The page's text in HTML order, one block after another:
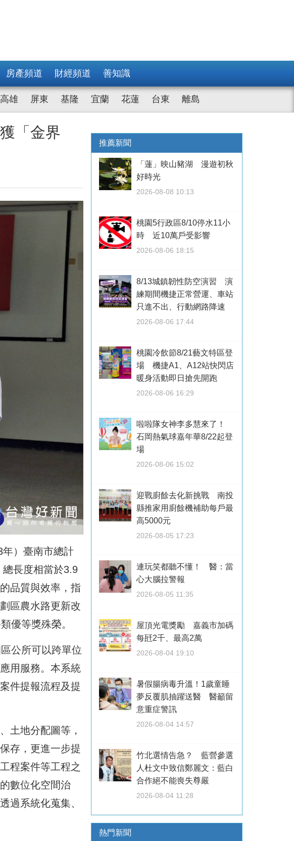
房產頻道 財經頻道 善知識
高雄 屏東 基隆 宜蘭 花蓮 台東 離島
「金界
）臺南市總計
長度相當於3.9
品質與效率，指
區農水路更新改
優等獎殊榮。
公所可以跨單位
用服務。本系統
件提報流程及提
土地分配圖等，
存，更進一步提
程案件等工程之
數位化空間治
過系統化蒐集、
推薦新聞
「蓮」映山豬湖 漫遊初秋
好時光
2026-08-08 10:13
桃園5行政區8/10停水11小
時 近10萬戶受影響
2026-08-06 18:15
8/13城鎮韌性防空演習 演
練期間機捷正常營運、車站
只進不出、行動網路降速
2026-08-06 17:44
桃園冷飲節8/21藝文特區登
場 機捷A1、A12站快閃店
暖身活動即日搶先開跑
2026-08-06 16:29
啦啦隊女神李多慧來了！
石岡熱氣球嘉年華8/22起登
場
2026-08-06 15:02
迎戰廚餘去化新挑戰 南投
縣推家用廚餘機補助每戶最
高5000元
2026-08-05 17:23
連玩笑都聽不懂！ 醫：當
心大腦拉警報
2026-08-05 11:35
屋頂光電獎勵 嘉義市加碼
每瓩2千、最高2萬
2026-08-04 19:10
暑假腸病毒升溫！1歲童睡
夢反覆肌抽躍送醫 醫籲留
意重症警訊
2026-08-04 14:57
竹北選情告急？ 藍營參選
人杜文中致信鄭麗文：藍白
合作絕不能喪失尊嚴
2026-08-04 11:28
熱門新聞